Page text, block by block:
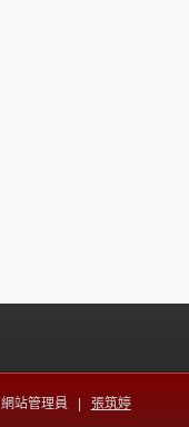
網站管理員 | 張筑婷